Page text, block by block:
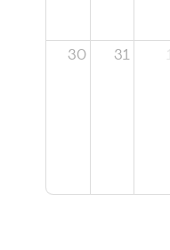
30 31